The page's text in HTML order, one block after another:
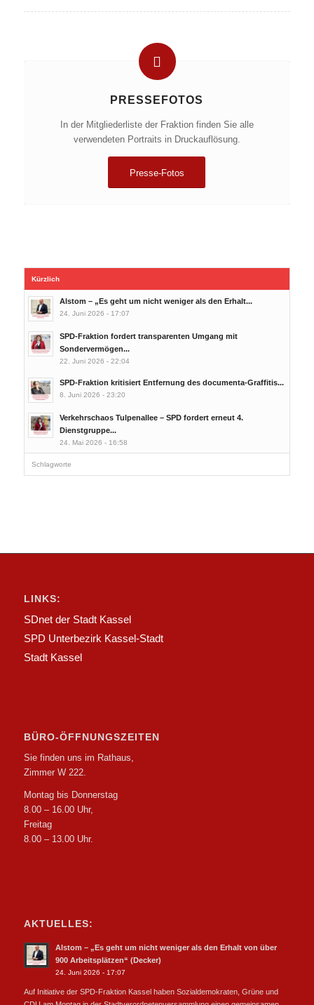
PRESSEFOTOS
In der Mitgliederliste der Fraktion finden Sie alle
verwendeten Portraits in Druckauflösung.
Presse-Fotos
Kürzlich
Alstom – „Es geht um nicht weniger als den Erhalt...
24. Juni 2026 - 17:07
SPD-Fraktion fordert transparenten Umgang mit
Sondervermögen...
22. Juni 2026 - 22:04
SPD-Fraktion kritisiert Entfernung des documenta-Graffitis...
8. Juni 2026 - 23:20
Verkehrschaos Tulpenallee – SPD fordert erneut 4.
Dienstgruppe...
24. Mai 2026 - 16:58
Schlagworte
LINKS:
SDnet der Stadt Kassel
SPD Unterbezirk Kassel-Stadt
Stadt Kassel
BÜRO-ÖFFNUNGSZEITEN
Sie finden uns im Rathaus,
Zimmer W 222.
Montag bis Donnerstag
8.00 – 16.00 Uhr,
Freitag
8.00 – 13.00 Uhr.
AKTUELLES:
Alstom – „Es geht um nicht weniger als den Erhalt von über
900 Arbeitsplätzen“ (Decker)
24. Juni 2026 - 17:07
Auf Initiative der SPD-Fraktion Kassel haben Sozialdemokraten, Grüne und